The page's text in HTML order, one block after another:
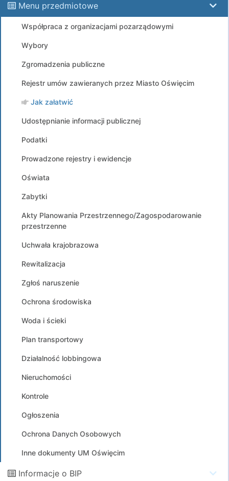
Menu przedmiotowe
Współpraca z organizacjami pozarządowymi
Wybory
Zgromadzenia publiczne
Rejestr umów zawieranych przez Miasto Oświęcim
Jak załatwić
Udostępnianie informacji publicznej
Podatki
Prowadzone rejestry i ewidencje
Oświata
Zabytki
Akty Planowania Przestrzennego/Zagospodarowanie
przestrzenne
Uchwała krajobrazowa
Rewitalizacja
Zgłoś naruszenie
Ochrona środowiska
Woda i ścieki
Plan transportowy
Działalność lobbingowa
Nieruchomości
Kontrole
Ogłoszenia
Ochrona Danych Osobowych
Inne dokumenty UM Oświęcim
Informacje o BIP